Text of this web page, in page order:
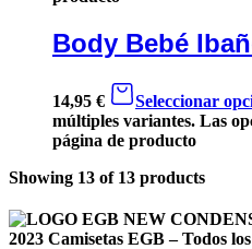
Body Bebé
14,95 € Seleccionar
múltiples variantes. Las
página de producto
Showing 13 of 13 products
2023 Camisetas EGB – Todos